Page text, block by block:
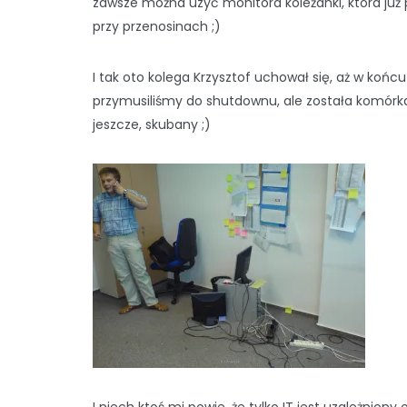
przy przenosinach ;)
I tak oto kolega Krzysztof uchował się, aż w
przymusiliśmy do shutdownu, ale została
jeszcze, skubany ;)